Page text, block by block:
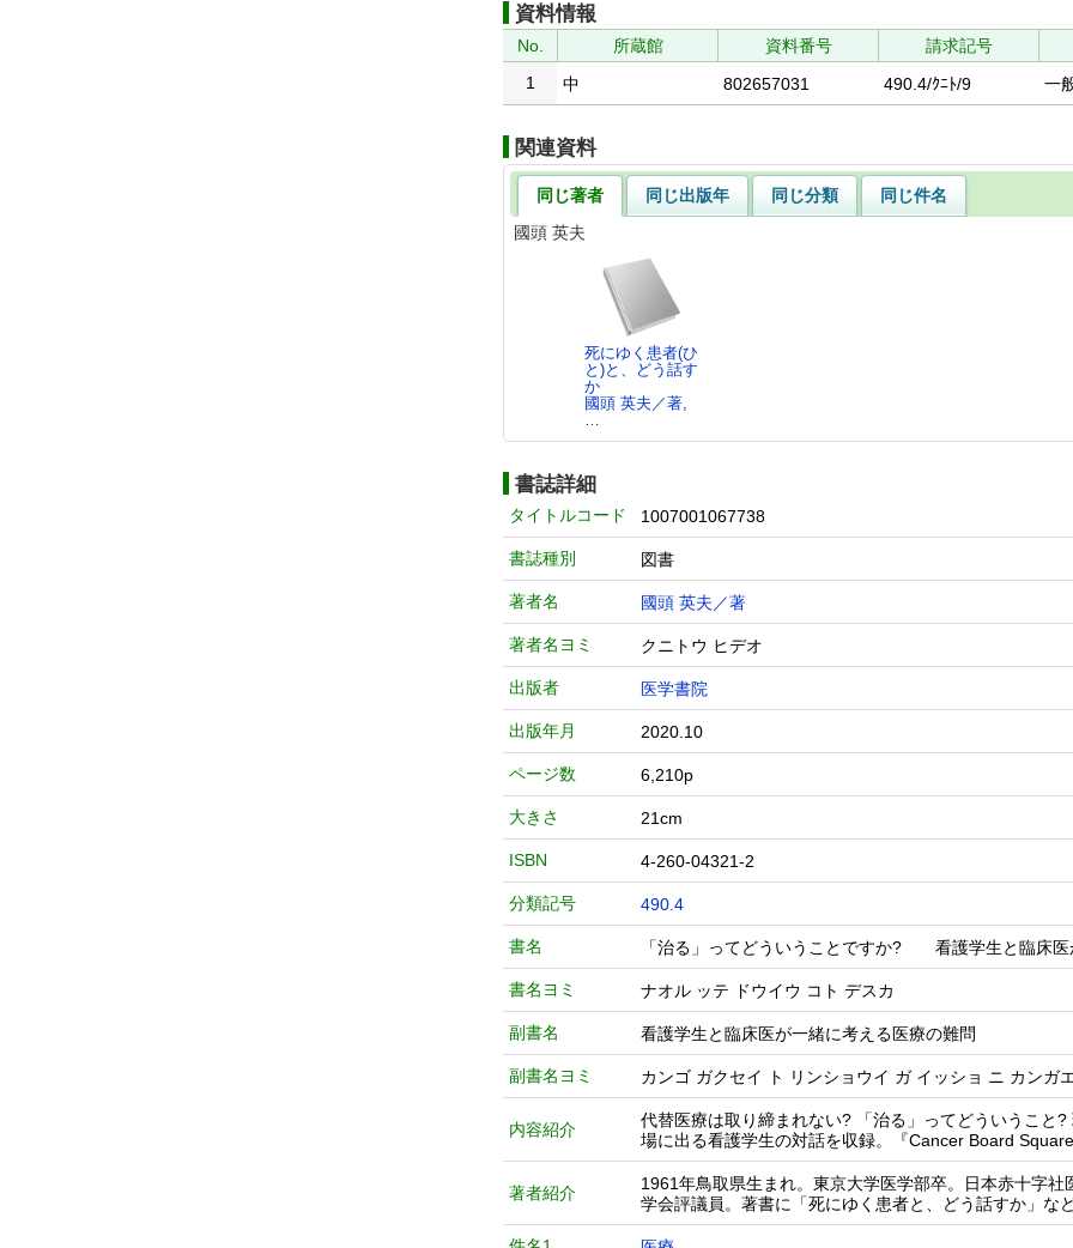
資料情報
No. 所蔵館 資料番号 請求記号
1
中 802657031 490.4/ｸﾆﾄ/9 一
関連資料
同じ著者 同じ出版年 同じ分類
同じ件名
國頭 英夫
死にゆく患者(ひ
と)と、どう話す
か
國頭 英夫／著,
…
書誌詳細
タイトルコード 1007001067738
書誌種別 図書
著者名 國頭 英夫／著
著者名ヨミ クニトウ ヒデオ
出版者 医学書院
出版年月 2020.10
ページ数 6,210p
大きさ 21cm
ISBN 4-260-04321-2
分類記号 490.4
書名 「治る」ってどういうことですか? 看護学生と臨床
書名ヨミ ナオル ッテ ドウイウ コト デスカ
副書名 看護学生と臨床医が一緒に考える医療の難問
副書名ヨミ カンゴ ガクセイ ト リンショウイ ガ イッショ ニ カンガ
内容紹介
代替医療は取り締まれない? 「治る」ってどういうこと
場に出る看護学生の対話を収録。『Cancer Board Square
著者紹介
1961年鳥取県生まれ。東京大学医学部卒。日本赤十字
学会評議員。著書に「死にゆく患者と、どう話すか」など